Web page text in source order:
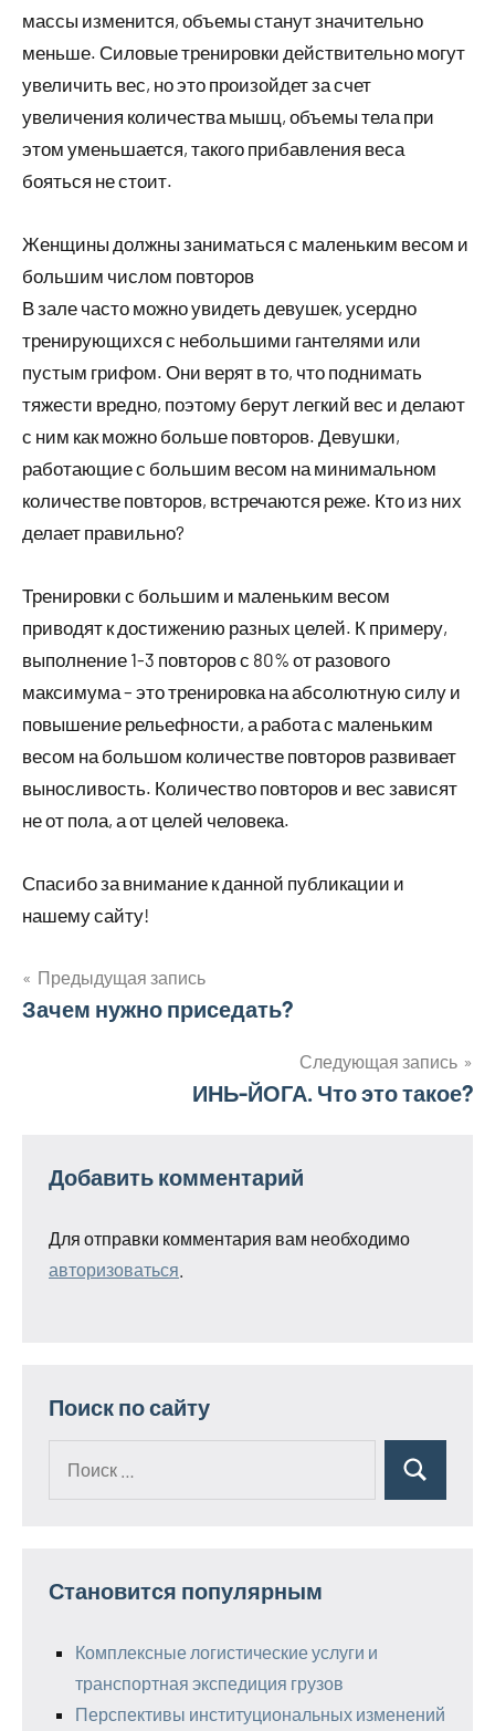
массы изменится, объемы станут значительно
меньше. Силовые тренировки действительно могут
увеличить вес, но это произойдет за счет
увеличения количества мышц, объемы тела при
этом уменьшается, такого прибавления веса
бояться не стоит.
Женщины должны заниматься с маленьким весом и
большим числом повторов
В зале часто можно увидеть девушек, усердно
тренирующихся с небольшими гантелями или
пустым грифом. Они верят в то, что поднимать
тяжести вредно, поэтому берут легкий вес и делают
с ним как можно больше повторов. Девушки,
работающие с большим весом на минимальном
количестве повторов, встречаются реже. Кто из них
делает правильно?
Тренировки с большим и маленьким весом
приводят к достижению разных целей. К примеру,
выполнение 1-3 повторов с 80% от разового
максимума – это тренировка на абсолютную силу и
повышение рельефности, а работа с маленьким
весом на большом количестве повторов развивает
выносливость. Количество повторов и вес зависят
не от пола, а от целей человека.
Спасибо за внимание к данной публикации и
нашему сайту!
Навигация
Предыдущая запись
Зачем нужно приседать?
Следующая запись
ИНЬ-ЙОГА. Что это такое?
Добавить комментарий
Для отправки комментария вам необходимо
авторизоваться
Поиск по сайту
Поиск
Становится популярным
Комплексные логистические услуги и
транспортная экспедиция грузов
Перспективы институциональных изменений